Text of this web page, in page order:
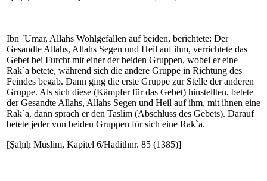
Ibn `Umar, Allahs Wohlgefallen auf beiden, berichtete: Der
Gesandte Allahs, Allahs Segen und Heil auf ihm, verrichtete das
Gebet bei Furcht mit einer der beiden Gruppen, wobei er eine
Rak`a betete, während sich die andere Gruppe in Richtung des
Feindes begab. Dann ging die erste Gruppe zur Stelle der anderen
Gruppe. Als sich diese (Kämpfer für das Gebet) hinstellten, betete
der Gesandte Allahs, Allahs Segen und Heil auf ihm, mit ihnen eine
Rak`a, dann sprach er den Taslim (Abschluss des Gebets). Darauf
betete jeder von beiden Gruppen für sich eine Rak`a.
[Ṣaḥīḥ Muslim, Kapitel 6/Hadithnr. 85 (1385)]